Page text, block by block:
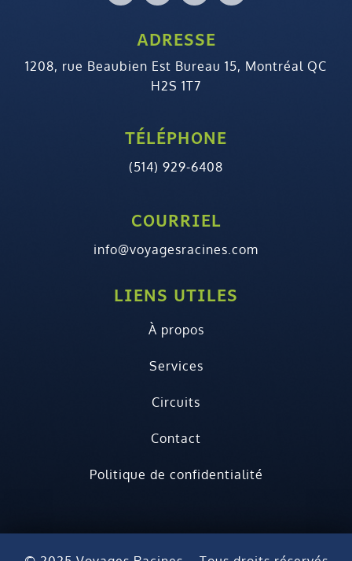
ADRESSE
1208, rue Beaubien Est Bureau 15, Montréal QC
H2S 1T7
TÉLÉPHONE
(514) 929-6408
COURRIEL
info@voyagesracines.com
LIENS UTILES
À propos
Services
Circuits
Contact
Politique de confidentialité